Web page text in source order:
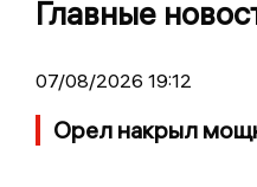
Главные
07/08/2026 19:12
Орел накрыл